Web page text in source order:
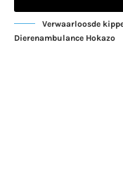
Verwaarloosde
Dierenambulance Hokazo